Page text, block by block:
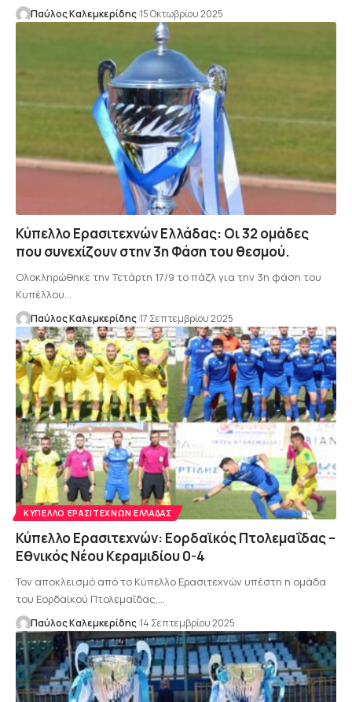
Παύλος Καλεμκερίδης 15 Οκτωβρίου 2025
Κύπελλο Ερασιτεχνών Ελλάδας: Οι 32 ομάδες
που συνεχίζουν στην 3η Φάση του θεσμού.
Ολοκληρώθηκε την Τετάρτη 17/9 το πάζλ για την 3η φάση του
Κυπέλλου…
Παύλος Καλεμκερίδης 17 Σεπτεμβρίου 2025
ΚΎΠΕΛΛΟ ΕΡΑΣΙΤΕΧΝΏΝ ΕΛΛΆΔΑΣ
Κύπελλο Ερασιτεχνών: Εορδαϊκός Πτολεμαΐδας –
Εθνικός Νέου Κεραμιδίου 0-4
Τον αποκλεισμό από το Κύπελλο Ερασιτεχνών υπέστη η ομάδα
του Εορδαϊκού Πτολεμαΐδας,…
Παύλος Καλεμκερίδης 14 Σεπτεμβρίου 2025